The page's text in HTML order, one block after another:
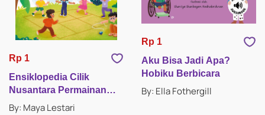
Rp 1
Ensiklopedia Cilik
Nusantara Permainan
Tradisional
By: Maya Lestari
Rp 1
Aku Bisa Jadi Apa?
Hobiku Berbicara
By: Ella Fothergill